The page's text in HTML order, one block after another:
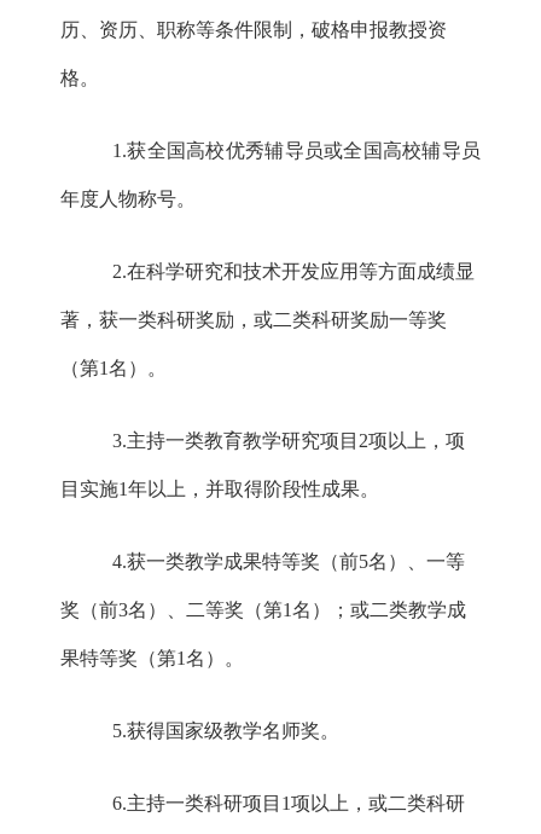
历、资历、职称等条件限制，破格申报教授资
格。
1.获全国高校优秀辅导员或全国高校辅导员
年度人物称号。
2.在科学研究和技术开发应用等方面成绩显
著，获一类科研奖励，或二类科研奖励一等奖
（第1名）。
3.主持一类教育教学研究项目2项以上，项
目实施1年以上，并取得阶段性成果。
4.获一类教学成果特等奖（前5名）、一等
奖（前3名）、二等奖（第1名）；或二类教学成
果特等奖（第1名）。
5.获得国家级教学名师奖。
6.主持一类科研项目1项以上，或二类科研